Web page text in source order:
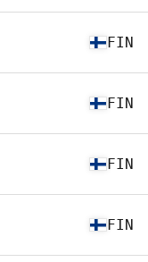
FIN
FIN
FIN
FIN